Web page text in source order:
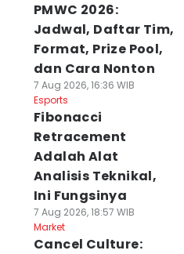
PMWC 2026:
Jadwal, Daftar Tim,
Format, Prize Pool,
dan Cara Nonton
7 Aug 2026, 16:36 WIB
Esports
Fibonacci
Retracement
Adalah Alat
Analisis Teknikal,
Ini Fungsinya
7 Aug 2026, 18:57 WIB
Market
Cancel Culture: